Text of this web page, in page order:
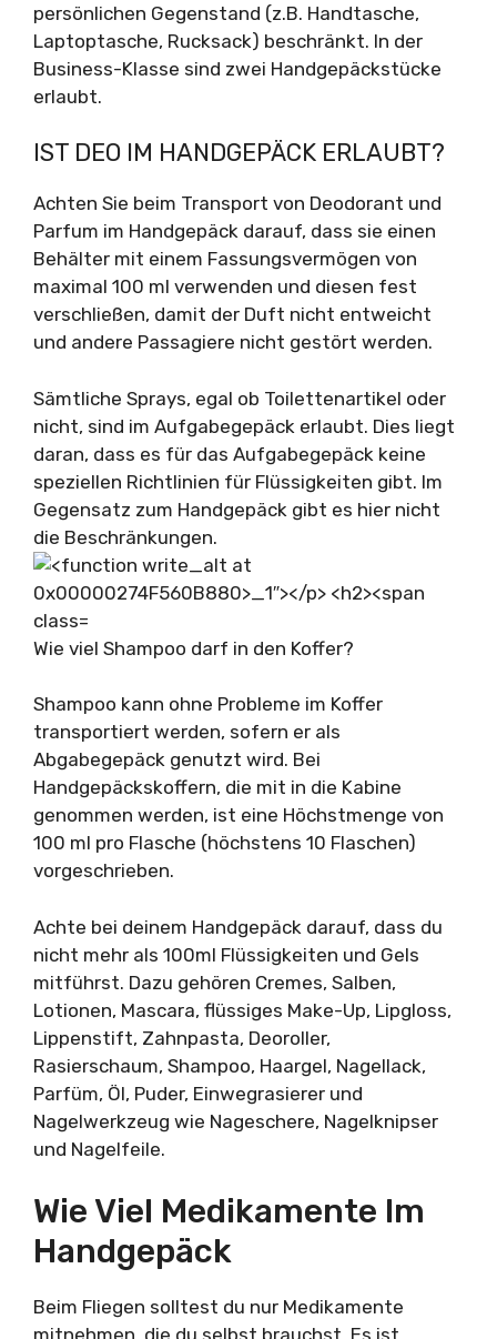
persönlichen Gegenstand (z.B. Handtasche,
Laptoptasche, Rucksack) beschränkt. In der
Business-Klasse sind zwei Handgepäckstücke
erlaubt.
IST DEO IM HANDGEPÄCK ERLAUBT?
Achten Sie beim Transport von Deodorant und
Parfum im Handgepäck darauf, dass sie einen
Behälter mit einem Fassungsvermögen von
maximal 100 ml verwenden und diesen fest
verschließen, damit der Duft nicht entweicht
und andere Passagiere nicht gestört werden.
Sämtliche Sprays, egal ob Toilettenartikel oder
nicht, sind im Aufgabegepäck erlaubt. Dies liegt
daran, dass es für das Aufgabegepäck keine
speziellen Richtlinien für Flüssigkeiten gibt. Im
Gegensatz zum Handgepäck gibt es hier nicht
die Beschränkungen.
Wie viel Shampoo darf in den Koffer?
Shampoo kann ohne Probleme im Koffer
transportiert werden, sofern er als
Abgabegepäck genutzt wird. Bei
Handgepäckskoffern, die mit in die Kabine
genommen werden, ist eine Höchstmenge von
100 ml pro Flasche (höchstens 10 Flaschen)
vorgeschrieben.
Achte bei deinem Handgepäck darauf, dass du
nicht mehr als 100ml Flüssigkeiten und Gels
mitführst. Dazu gehören Cremes, Salben,
Lotionen, Mascara, flüssiges Make-Up, Lipgloss,
Lippenstift, Zahnpasta, Deoroller,
Rasierschaum, Shampoo, Haargel, Nagellack,
Parfüm, Öl, Puder, Einwegrasierer und
Nagelwerkzeug wie Nageschere, Nagelknipser
und Nagelfeile.
Wie Viel Medikamente Im
Handgepäck
Beim Fliegen solltest du nur Medikamente
mitnehmen, die du selbst brauchst. Es ist